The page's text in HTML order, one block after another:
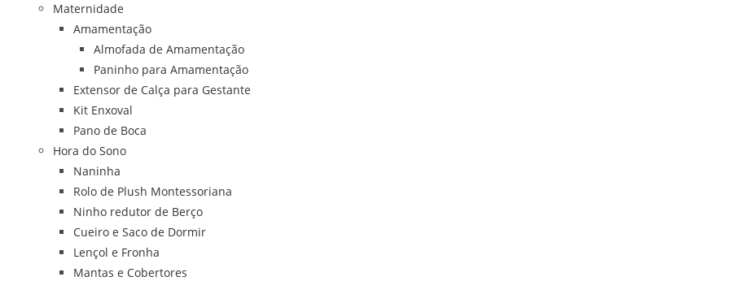
Maternidade
Amamentação
Almofada de Amamentação
Paninho para Amamentação
Extensor de Calça para Gestante
Kit Enxoval
Pano de Boca
Hora do Sono
Naninha
Rolo de Plush Montessoriana
Ninho redutor de Berço
Cueiro e Saco de Dormir
Lençol e Fronha
Mantas e Cobertores